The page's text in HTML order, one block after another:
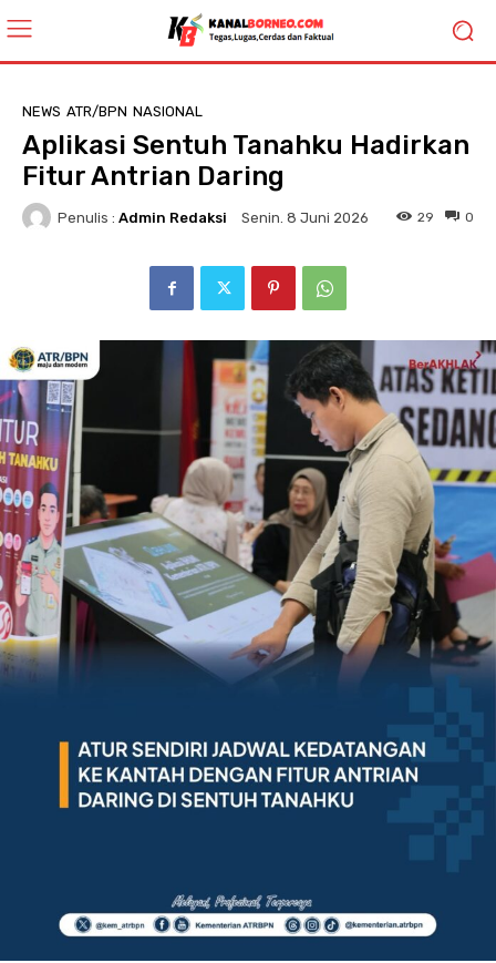
NEWS ATR/BPN NASIONAL
Aplikasi Sentuh Tanahku Hadirkan
Fitur Antrian Daring
Penulis : Admin Redaksi Senin. 8 Juni 2026 0
29